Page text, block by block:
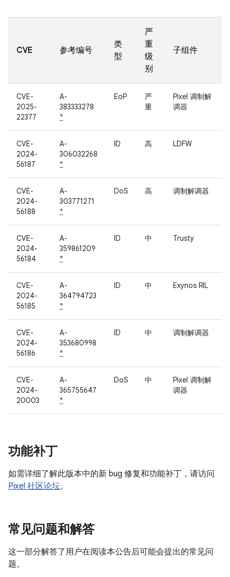
CVE 参考编号
类
型
严
重
级
别
子组件
CVE-
2025-
22377
A-
383333278
*
EoP
严
重
Pixel 调制解
调器
CVE-
2024-
56187
A-
306032268
*
ID 高 LDFW
CVE-
2024-
56188
A-
303771271
*
DoS 高 调制解调器
CVE-
2024-
56184
A-
359861209
*
ID 中 Trusty
CVE-
2024-
56185
A-
364794723
*
ID 中 Exynos RIL
CVE-
2024-
56186
A-
353680998
*
ID 中 调制解调器
CVE-
2024-
20003
A-
365755647
*
DoS 中
Pixel 调制解
调器
功能补丁
如需详细了解此版本中的新 bug 修复和功能补丁，请访问
Pixel 社区论坛。
常见问题和解答
这一部分解答了用户在阅读本公告后可能会提出的常见问
题。